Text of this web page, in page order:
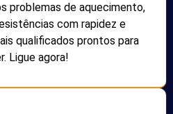
problemas de aquecimento,
com rapidez e
qualificados prontos para
Ligue agora!